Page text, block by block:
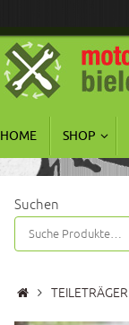
HOME SHOP
Suchen
StartTEILETRÄGER